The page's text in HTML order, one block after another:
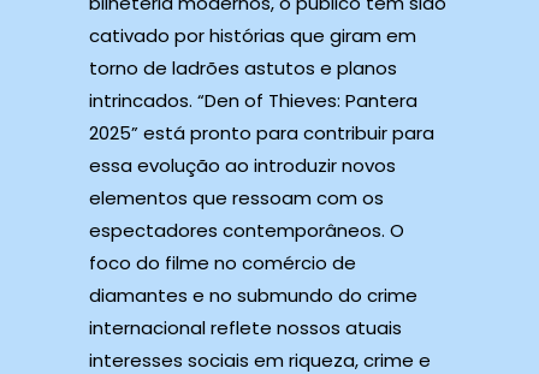
cativado por histórias que giram em
torno de ladrões astutos e planos
intrincados. “Den of Thieves: Pantera
2025” está pronto para contribuir para
essa evolução ao introduzir novos
elementos que ressoam com os
espectadores contemporâneos. O
foco do filme no comércio de
diamantes e no submundo do crime
internacional reflete nossos atuais
interesses sociais em riqueza, crime e